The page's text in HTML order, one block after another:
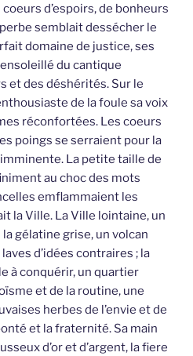
d’espoirs, de bonheurs
semblait dessécher le
domaine de justice, ses
du cantique
et des déshérités. Sur le
de la foule sa voix
réconfortées. Les coeurs
poings se serraient pour la
La petite taille de
au choc des mots
emflammaient les
la Ville. La Ville lointaine, un
gélatine grise, un volcan
d’idées contraires ; la
à conquérir, un quartier
et de la routine, une
herbes de l’envie et de
et la fraternité. Sa main
d’or et d’argent, la fiere